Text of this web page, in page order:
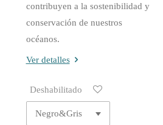
contribuyen a la sostenibilidad y
conservación de nuestros
océanos.
Ver detalles
Deshabilitado